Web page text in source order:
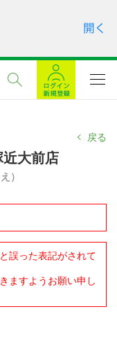
戻る
大前店
）
誤った表記がされて
ますようお願い申し